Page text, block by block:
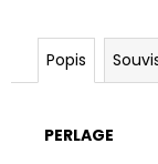
Popis
PERLAGE